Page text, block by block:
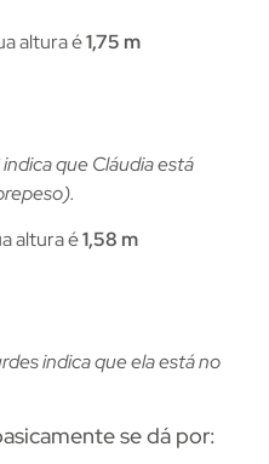
altura é1,75 m
que Cláudia está
altura é1,58 m
indica que ela está no
se dá por: